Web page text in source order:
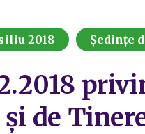
2018 Ședințe
de